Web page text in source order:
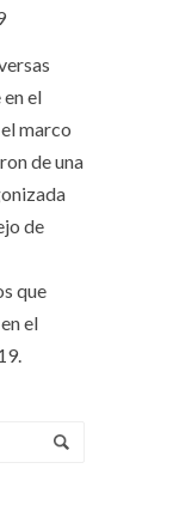
el
marco
de una
de
que
el